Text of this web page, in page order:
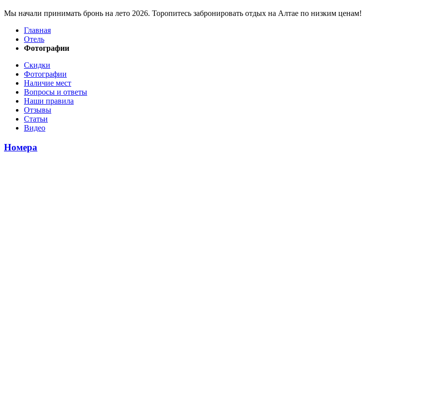
Мы начали принимать бронь на лето 2026. Торопитесь забронировать отдых на Алтае по низким ценам!
Главная
Отель
Фотографии
Скидки
Фотографии
Наличие мест
Вопросы и ответы
Наши правила
Отзывы
Статьи
Видео
Номера